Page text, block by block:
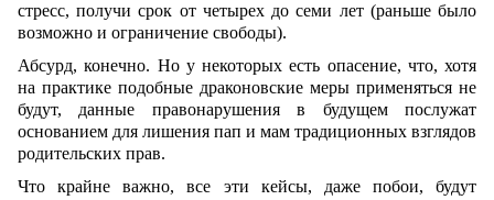
стресс, получи срок от четырех до семи лет (раньше было
возможно и ограничение свободы).
Абсурд, конечно. Но у некоторых есть опасение, что, хотя
на практике подобные драконовские меры применяться не
будут, данные правонарушения в будущем послужат
основанием для лишения пап и мам традиционных взглядов
родительских прав.
Что крайне важно, все эти кейсы, даже побои, будут